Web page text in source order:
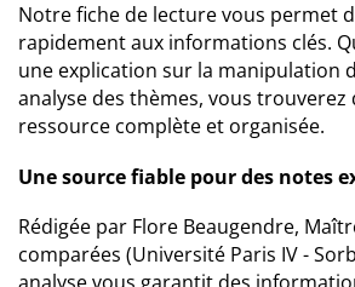
Notre fiche de lecture vous permet
rapidement aux informations clés.
une explication sur la manipulation
analyse des thèmes, vous trouverez
ressource complète et organisée.
Une source fiable pour des notes
Rédigée par Flore Beaugendre,
comparées (Université Paris IV -